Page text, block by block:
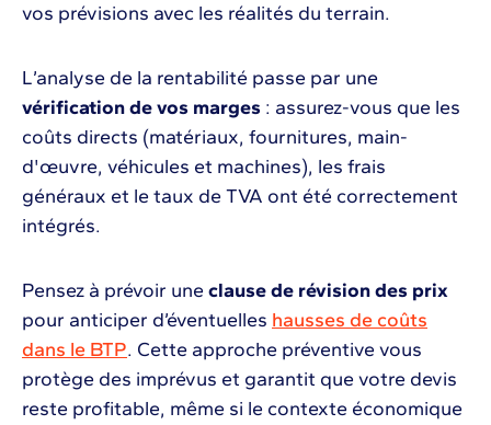
vos prévisions avec les réalités du terrain.
L’analyse de la rentabilité passe par une
vérification de vos marges : assurez-vous que les
coûts directs (matériaux, fournitures, main-
d'œuvre, véhicules et machines), les frais
généraux et le taux de TVA ont été correctement
intégrés.
Pensez à prévoir une clause de révision des prix
pour anticiper d’éventuelles hausses de coûts
dans le BTP. Cette approche préventive vous
protège des imprévus et garantit que votre devis
reste profitable, même si le contexte économique